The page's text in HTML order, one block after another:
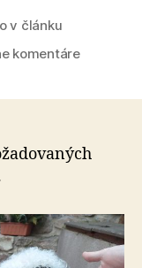
v článku
komentárena